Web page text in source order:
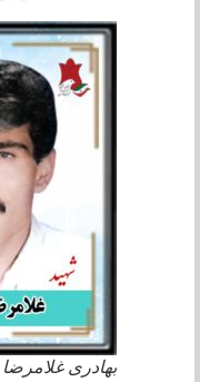
بهادری غلامرضا